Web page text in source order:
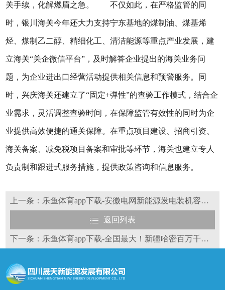
关手续，化解燃眉之急。 不仅如此，在严格监管的同
时，银川海关今年还大力支持宁东基地的煤制油、煤基烯
烃、煤制乙二醇、精细化工、清洁能源等重点产业发展，建
立海关“关企微信平台”，及时解答企业提出的海关业务问
题，为企业进出口经营活动提供相关信息和预警服务。同
时，兴庆海关还建立了“固定+弹性”的查验工作模式，结合企
业需求，灵活调整查验时间，在保障监管有效性的同时为企
业提供高效便捷的通关保障。在重点项目建设、招商引资、
海关备案、减免税项目备案和审批等环节，海关也建立专人
负责制和跟进式服务措施，提供政策咨询和信息服务。
上一条：乐鱼体育app下载-安徽电网新能源发电装机容量超5000万千瓦
返回列表
下一条：乐鱼体育app下载-全国最大！新疆哈密百万千瓦“光热+光伏”综合项目并网发电